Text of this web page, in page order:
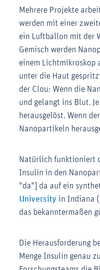
Mehrere Projekte
werden mit einer
ein Luftballon mit der
Gemisch werden
einem Lichtmikroskop
unter die Haut
der Clou: Wenn die
und gelangt ins Blut.
herausgelöst. Wenn
Nanopartikeln
Natürlich funktioniert
Insulin in den
"da"] da auf ein
University Externer-
in Indiana
das bekanntermaßen
Die Herausforderung
Menge Insulin genau